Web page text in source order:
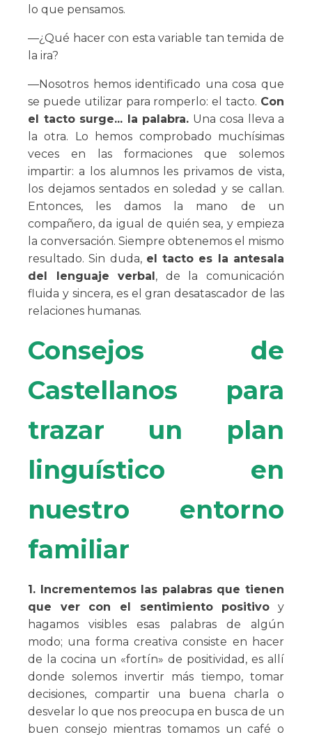
lo que pensamos.
—¿Qué hacer con esta variable tan temida de
la ira?
—Nosotros hemos identificado una cosa que
se puede utilizar para romperlo: el tacto. Con
el tacto surge... la palabra. Una cosa lleva a
la otra. Lo hemos comprobado muchísimas
veces en las formaciones que solemos
impartir: a los alumnos les privamos de vista,
los dejamos sentados en soledad y se callan.
Entonces, les damos la mano de un
compañero, da igual de quién sea, y empieza
la conversación. Siempre obtenemos el mismo
resultado. Sin duda, el tacto es la antesala
del lenguaje verbal, de la comunicación
fluida y sincera, es el gran desatascador de las
relaciones humanas.
Consejos de
Castellanos para
trazar un plan
linguístico en
nuestro entorno
familiar
1. Incrementemos las palabras que tienen
que ver con el sentimiento positivo y
hagamos visibles esas palabras de algún
modo; una forma creativa consiste en hacer
de la cocina un «fortín» de positividad, es allí
donde solemos invertir más tiempo, tomar
decisiones, compartir una buena charla o
desvelar lo que nos preocupa en busca de un
buen consejo mientras tomamos un café o